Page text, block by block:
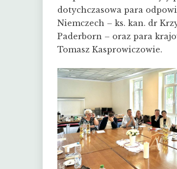
dotychczasowa para
Niemczech – ks. kan. dr
Paderborn – oraz para
Tomasz Kasprowiczowie.